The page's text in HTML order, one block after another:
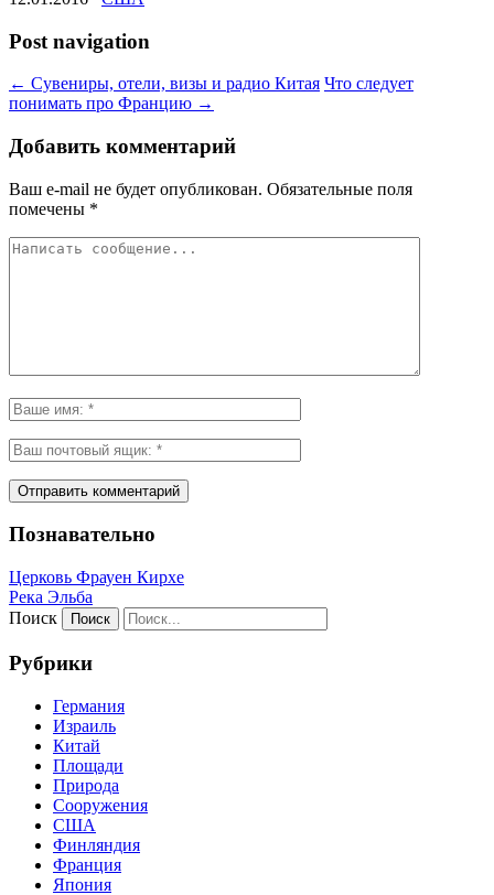
Post navigation
← Сувениры, отели, визы и радио Китая Что следует
понимать про Францию →
Добавить комментарий
Ваш e-mail не будет опубликован. Обязательные поля
помечены *
Познавательно
Церковь Фрауен Кирхе
Река Эльба
Поиск
Рубрики
Германия
Израиль
Китай
Площади
Природа
Сооружения
США
Финляндия
Франция
Япония